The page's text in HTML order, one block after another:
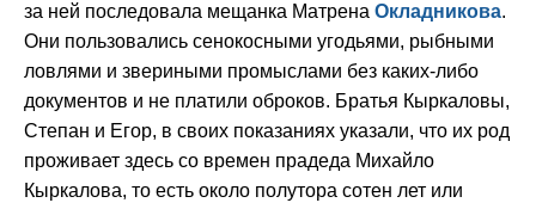
за ней последовала мещанка Матрена Окладникова.
Они пользовались сенокосными угодьями, рыбными
ловлями и звериными промыслами без каких-либо
документов и не платили оброков. Братья Кыркаловы,
Степан и Егор, в своих показаниях указали, что их род
проживает здесь со времен прадеда Михайло
Кыркалова, то есть около полутора сотен лет или